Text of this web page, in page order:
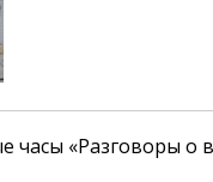
часы «Разговоры